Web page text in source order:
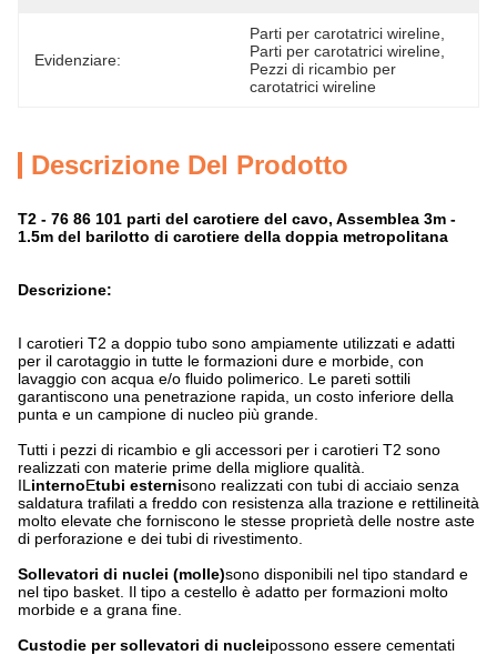
Evidenziare:
Parti per carotatrici wireline
Parti per carotatrici wireline
Pezzi di ricambio per
carotatrici wireline
Descrizione Del Prodotto
T2 - 76 86 101 parti del carotiere del cavo, Assemblea 3m -
1.5m del barilotto di carotiere della doppia metropolitana
Descrizione:
I carotieri T2 a doppio tubo sono ampiamente utilizzati e adatti
per il carotaggio in tutte le formazioni dure e morbide, con
lavaggio con acqua e/o fluido polimerico. Le pareti sottili
garantiscono una penetrazione rapida, un costo inferiore della
punta e un campione di nucleo più grande.
Tutti i pezzi di ricambio e gli accessori per i carotieri T2 sono
realizzati con materie prime della migliore qualità.
IL internoEtubi esternisono realizzati con tubi di acciaio senza
saldatura trafilati a freddo con resistenza alla trazione e rettilineità
molto elevate che forniscono le stesse proprietà delle nostre aste
di perforazione e dei tubi di rivestimento.
Sollevatori di nuclei (molle)sono disponibili nel tipo standard e
nel tipo basket. Il tipo a cestello è adatto per formazioni molto
morbide e a grana fine.
Custodie per sollevatori di nucleipossono essere cementati